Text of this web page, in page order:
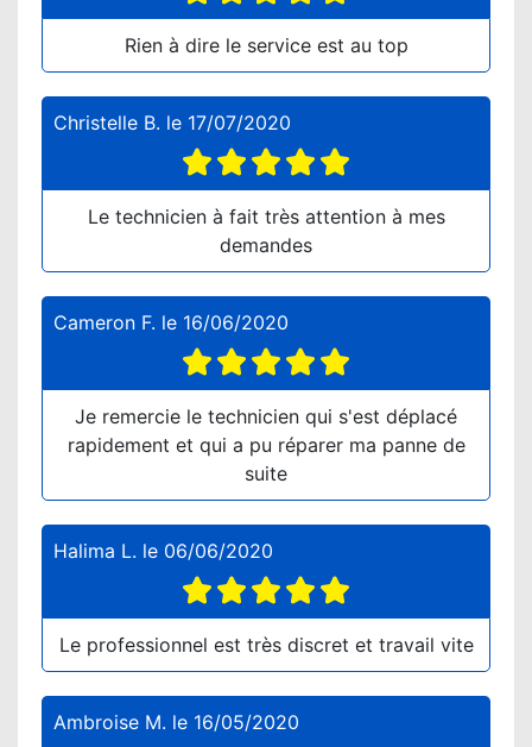
Rien à dire le service est au top
Christelle B. le 17/07/2020
Le technicien à fait très attention à mes
demandes
Cameron F. le 16/06/2020
Je remercie le technicien qui s'est déplacé
rapidement et qui a pu réparer ma panne de
suite
Halima L. le 06/06/2020
Le professionnel est très discret et travail vite
Ambroise M. le 16/05/2020